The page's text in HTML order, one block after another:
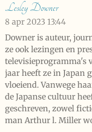
Lesley Downer
8 apr 2023 13:44
Downer is auteur,
ze ook lezingen en
televisieprogramma's
jaar heeft ze in Japan
vloeiend. Vanwege
de Japanse cultuur
geschreven, zowel
man Arthur l. Miller